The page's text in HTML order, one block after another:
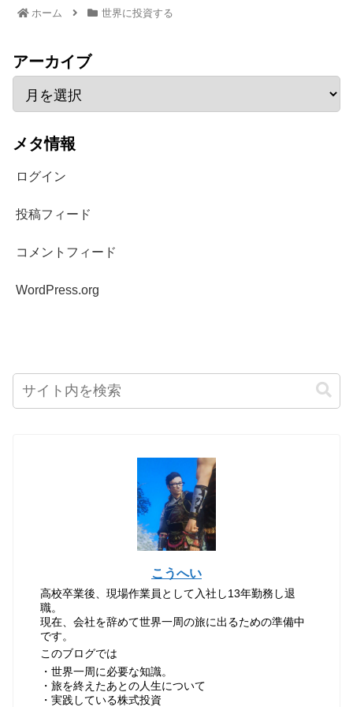
ホーム 世界に投資する
アーカイブ
メタ情報
ログイン
投稿フィード
コメントフィード
WordPress.org
こうへい
高校卒業後、現場作業員として入社し13年勤務し退
職。
現在、会社を辞めて世界一周の旅に出るための準備中
です。
このブログでは
・世界一周に必要な知識。
・旅を終えたあとの人生について
・実践している株式投資